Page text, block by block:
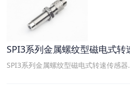
SPI3系列金属螺纹型磁电式转
SPI3系列金属螺纹型磁电式转速传感器